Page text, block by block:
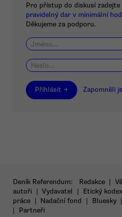
Pro přístup do diskusí zadejte
pravidelný dar v minimální
Děkujeme za podporu.
Přihlásit → Zapomněli
Deník Referendum: Redakce |
autoři | Vydavatel | Etický kodex
práce | Nadační fond | Bluesky |
|
Partneři